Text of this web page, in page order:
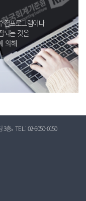
집프로그램이나
되는 것을
의해
3층 TEL : 02-6050-0150